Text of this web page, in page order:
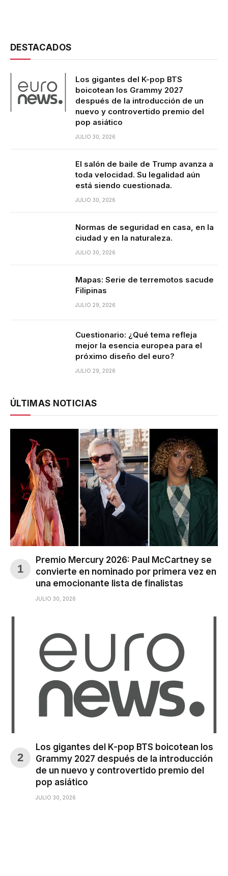
DESTACADOS
Los gigantes del K-pop BTS
boicotean los Grammy 2027
después de la introducción de un
nuevo y controvertido premio del
pop asiático
JULIO 30, 2026
El salón de baile de Trump avanza a
toda velocidad. Su legalidad aún
está siendo cuestionada.
JULIO 30, 2026
Normas de seguridad en casa, en la
ciudad y en la naturaleza.
JULIO 30, 2026
Mapas: Serie de terremotos sacude
Filipinas
JULIO 29, 2026
Cuestionario: ¿Qué tema refleja
mejor la esencia europea para el
próximo diseño del euro?
JULIO 29, 2026
ÚLTIMAS NOTICIAS
Premio Mercury 2026: Paul McCartney se
convierte en nominado por primera vez en
una emocionante lista de finalistas
JULIO 30, 2026
Los gigantes del K-pop BTS boicotean los
Grammy 2027 después de la introducción
de un nuevo y controvertido premio del
pop asiático
JULIO 30, 2026